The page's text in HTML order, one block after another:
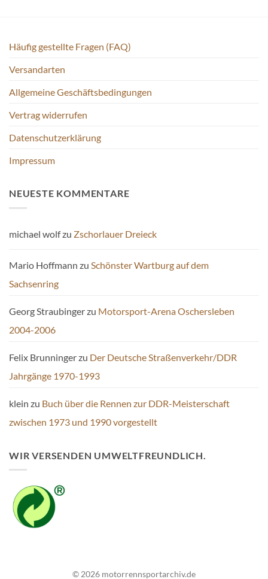
gewählt
Häufig gestellte Fragen (FAQ)
Versandarten
Allgemeine Geschäftsbedingungen
Vertrag widerrufen
Datenschutzerklärung
Impressum
NEUESTE KOMMENTARE
michael wolfzu Zschorlauer Dreieck
Mario Hoffmann zu Schönster Wartburg auf dem
Sachsenring
Georg Straubingerzu Motorsport-Arena Oschersleben
2004-2006
Felix Brunningerzu Der Deutsche Straßenverkehr/DDR
Jahrgänge 1970-1993
klein zu Buch über die Rennen zur DDR-Meisterschaft
zwischen 1973 und 1990 vorgestellt
WIR VERSENDEN UMWELTFREUNDLICH.
© 2026 motorrennsportarchiv.de